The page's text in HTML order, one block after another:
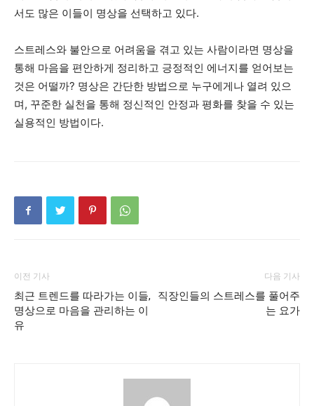
서도 많은 이들이 명상을 선택하고 있다.
스트레스와 불안으로 어려움을 겪고 있는 사람이라면 명상을
통해 마음을 편안하게 정리하고 긍정적인 에너지를 얻어보는
것은 어떨까? 명상은 간단한 방법으로 누구에게나 열려 있으
며, 꾸준한 실천을 통해 정신적인 안정과 평화를 찾을 수 있는
실용적인 방법이다.
이전 기사
최근 트렌드를 따라가는 이들,
명상으로 마음을 관리하는 이
유
다음 기사
직장인들의 스트레스를 풀어주
는 요가